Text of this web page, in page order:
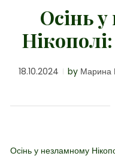
Осінь
18.10.2024 by Марина
Осінь у незламному